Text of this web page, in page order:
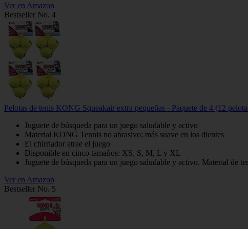
Ver en Amazon
Bestseller No. 4
Pelotas de tenis KONG Squeakair extra pequeñas - Paquete de 4 (12
Juguete de búsqueda para un juego saludable y activo
Material KONG Tennis no abrasivo; más suave en los dientes
El chirriador atrae el juego
Disponible en cinco tamaños: XS, S, M, L y XL
Juguete de búsqueda para un juego saludable y activo. Material
Ver en Amazon
Bestseller No. 5